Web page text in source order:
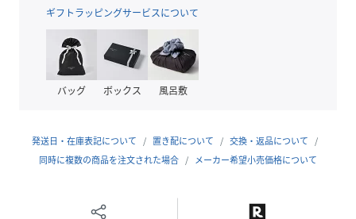
・デザインだけでなく機能面も備えた新しいBIGTシャツ
・デイリー使いに重宝
-FABRIC-
・キレイな表面感に程よい肉感の素材
■取扱方法
使用してください。 あて布を使用してください。
ギフトラッピングサービスについて
バッグ ボックス 風呂敷
発送日・在庫表記について 置き配について
交換・返品について
同時に複数の商品を注文された場合
メーカー希望小売価格について